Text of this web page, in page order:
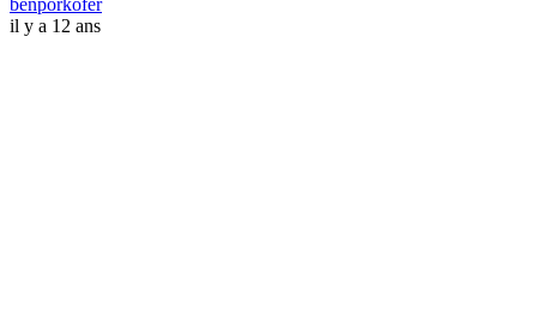
benporkofer
il y a 12 ans